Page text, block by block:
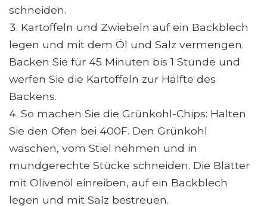
schneiden.
Kartoffeln und Zwiebeln auf ein Backblech
legen und mit dem Öl und Salz vermengen.
Backen Sie für 45 Minuten bis 1 Stunde und
werfen Sie die Kartoffeln zur Hälfte des
Backens.
So machen Sie die Grünkohl-Chips: Halten
Sie den Ofen bei 400F. Den Grünkohl
waschen, vom Stiel nehmen und in
mundgerechte Stücke schneiden. Die Blätter
mit Olivenöl einreiben, auf ein Backblech
legen und mit Salz bestreuen.